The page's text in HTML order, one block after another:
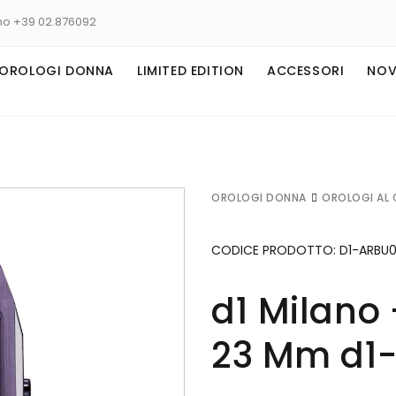
+39 02.876092
DONNA LIMITED EDITION ACCESSORI
OROLOGI DONNA OROLOGI AL
CODICE PRODOTTO: D1-
d1
23 Mm